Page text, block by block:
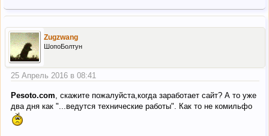
Zugzwang
ШопоБолтун
25 Апрель 2016 в 08:41
Pesoto.com , скажите пожалуйста,когда заработает сайт? А то уже
два дня как "...ведутся технические работы". Как то не комильфо